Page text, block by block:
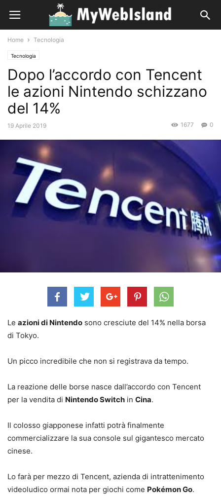
Home Tecnologia
Tecnologia
Dopo l’accordo con Tencent
le azioni Nintendo schizzano
del 14%
19 Aprile 2019 0
1677
Le azioni di Nintendo sono cresciute del 14% nella borsa
di Tokyo.
Un picco incredibile che non si registrava da tempo.
La reazione delle borse nasce dall’accordo con Tencent
per la vendita di Nintendo Switch in Cina.
Il colosso giapponese infatti potrà finalmente
commercializzare la sua console sul gigantesco mercato
cinese.
Lo farà per mezzo di Tencent, azienda di intrattenimento
videoludico ormai nota per giochi come Pokémon Go.